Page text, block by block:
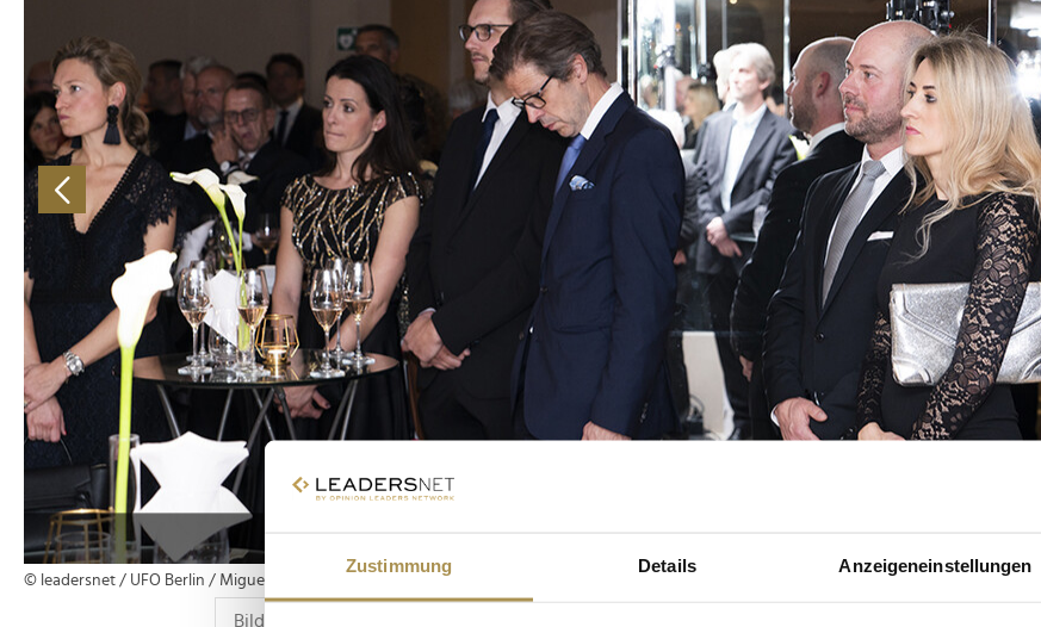
Zustimmung Details Anzeigeneinstellungen
© leadersnet / UFO Berlin / Miguel Hahn